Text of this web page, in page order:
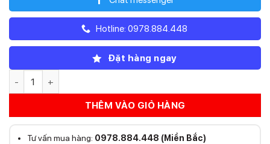
Hotline: 0978.884.448
Đặt hàng ngay
THÊM VÀO GIỎ HÀNG
Tư vấn mua hàng: 0978.884.448 (Miền Bắc)